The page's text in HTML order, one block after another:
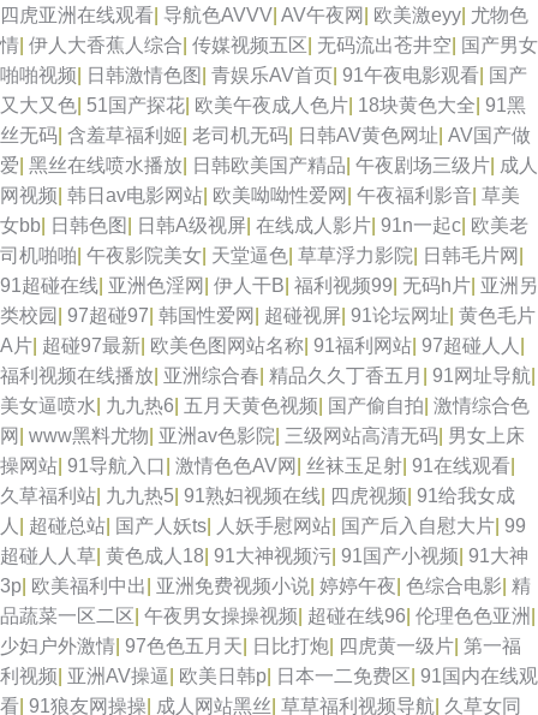
四虎亚洲在线观看 导航色AVVV AV午夜网 欧美激eyy 尤物色
情 伊人大香蕉人综合 传媒视频五区 无码流出苍井空
国产男女
啪啪视频
日韩激情色图 青娱乐AV首页 91午夜电影观看 国产
又大又色 51国产探花 欧美午夜成人色片 18块黄色大全 91黑
丝无码 含羞草福利姬 老司机无码 日韩AV黄色网址 AV国产做
爱 黑丝在线喷水播放 日韩欧美国产精品 午夜剧场三级片 成人
网视频 韩日av电影网站 欧美呦呦性爱网 午夜福利影音 草美
女bb
日韩色图 日韩A级视屏 在线成人影片 91n一起c 欧美老
司机啪啪 午夜影院美女 天堂逼色 草草浮力影院 日韩毛片网
91超碰在线 亚洲色淫网 伊人干B 福利视频99 无码h片 亚洲另
类校园
97超碰97 韩国性爱网 超碰视屏 91论坛网址 黄色毛片
A片 超碰97最新 欧美色图网站名称 91福利网站 97超碰人人
福利视频在线播放 亚洲综合春 精品久久丁香五月 91网址导航
美女逼喷水
九九热6 五月天黄色视频 国产偷自拍 激情综合色
网
www黑料尤物 亚洲av色影院 三级网站高清无码 男女上床
操网站 91导航入口 激情色色AV网 丝袜玉足射 91在线观看
久草福利站 九九热5 91熟妇视频在线 四虎视频 91给我女成
人
超碰总站 国产人妖ts 人妖手慰网站 国产后入自慰大片 99
超碰人人草 黄色成人18 91大神视频污 91国产小视频 91大神
3p 欧美福利中出 亚洲免费视频小说 婷婷午夜 色综合电影 精
品蔬菜一区二区 午夜男女操操视频 超碰在线96 伦理色色亚洲
少妇户外激情 97色色五月天 日比打炮 四虎黄一级片 第一福
利视频 亚洲AV操逼 欧美日韩p 日本一二免费区 91国内在线观
看 91狼友网操操 成人网站黑丝 草草福利视频导航 久草女同